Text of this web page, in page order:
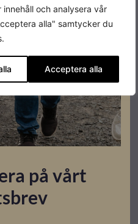
och analysera vår
alla" samtycker du
Acceptera alla
på vårt